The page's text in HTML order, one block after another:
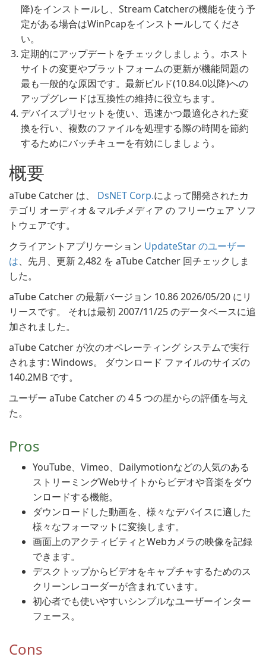
降)をインストールし、Stream Catcherの機能を使う予
定がある場合はWinPcapをインストールしてくださ
い。
定期的にアップデートをチェックしましょう。ホスト
サイトの変更やプラットフォームの更新が機能問題の
最も一般的な原因です。最新ビルド(10.84.0以降)への
アップグレードは互換性の維持に役立ちます。
デバイスプリセットを使い、迅速かつ最適化された変
換を行い、複数のファイルを処理する際の時間を節約
するためにバッチキューを有効にしましょう。
概要
aTube Catcher は、 DsNET Corp.によって開発されたカ
テゴリ オーディオ＆マルチメディア の フリーウェア ソフ
トウェアです。
クライアントアプリケーション UpdateStar のユーザー
は、先月、更新 2,482 を aTube Catcher 回チェックしま
した。
aTube Catcher の最新バージョン 10.86 2026/05/20 にリ
リースです。 それは最初 2007/11/25 のデータベースに追
加されました。
aTube Catcher が次のオペレーティング システムで実行
されます: Windows。 ダウンロード ファイルのサイズの
140.2MB です。
ユーザー aTube Catcher の 4 5 つの星からの評価を与え
た。
Pros
YouTube、Vimeo、Dailymotionなどの人気のある
ストリーミングWebサイトからビデオや音楽をダウ
ンロードする機能。
ダウンロードした動画を、様々なデバイスに適した
様々なフォーマットに変換します。
画面上のアクティビティとWebカメラの映像を記録
できます。
デスクトップからビデオをキャプチャするためのス
クリーンレコーダーが含まれています。
初心者でも使いやすいシンプルなユーザーインター
フェース。
Cons